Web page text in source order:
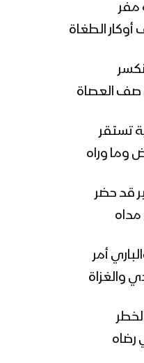
الله | عيسى الليث –
يماني | عيسى
الليث – 1441هـ
زامل الطاهش البطاش (2K) | عيسى الليث
يماني – عيسى
مفر
الطغاة
صف العصاة
تستقر
وما وراه
قد حضر
مداه
أمر
والغزاة
رضاه